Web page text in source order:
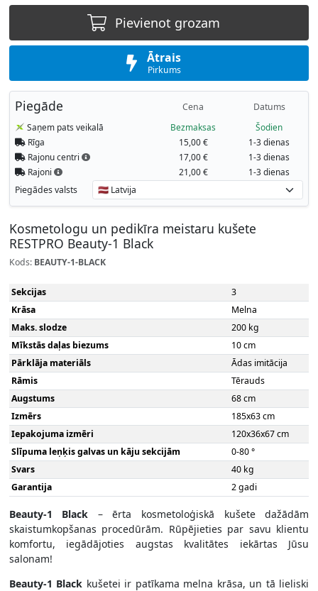
Pievienot grozam
Ātrais
Pirkums
Piegāde Cena Datums
Saņem pats veikalā Bezmaksas
Šodien
Rīga
15,00 €
1-3 dienas
Rajonu centri
17,00 €
1-3 dienas
Rajoni
21,00 € 1-3 dienas
Piegādes valsts
Kosmetologu un pedikīra meistaru kušete
RESTPRO Beauty-1 Black
Kods: BEAUTY-1-BLACK
Sekcijas
3
Krāsa
Melna
Maks. slodze
200 kg
Mīkstās daļas biezums
10 cm
Pārklāja materiāls
Ādas imitācija
Rāmis
Tērauds
Augstums
68 cm
Izmērs
185x63 cm
Iepakojuma izmēri
120x36x67 cm
Slīpuma leņķis galvas un kāju sekcijām
0-80 °
Svars
40 kg
Garantija
2 gadi
Beauty-1 Black – ērta kosmetoloģiskā kušete dažādām
skaistumkopšanas procedūrām. Rūpējieties par savu klientu
komfortu, iegādājoties augstas kvalitātes iekārtas Jūsu
salonam!
Beauty-1 Black kušetei ir patīkama melna krāsa, un tā lieliski